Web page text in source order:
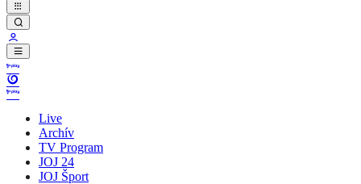
Live
Archív
TV Program
JOJ 24
JOJ Šport